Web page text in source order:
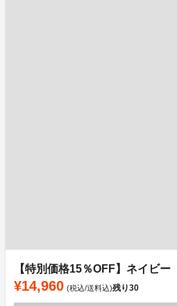
【特別価格15％OFF】ネイビー
¥14,960 (税込/送料込)残り30